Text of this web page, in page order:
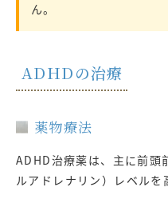
ん。
ADHDの治療
薬物療法
ADHD治療薬は、主に前頭
ルアドレナリン）レベルを